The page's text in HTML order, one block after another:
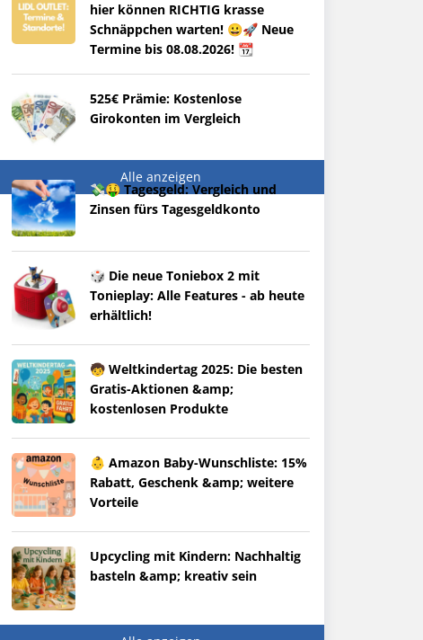
hier können RICHTIG krasse
Schnäppchen warten! 😀🚀 Neue
Termine bis 08.08.2026! 📆
525€ Prämie: Kostenlose
Girokonten im Vergleich
Alle anzeigen
💸🤑 Tagesgeld: Vergleich und
Zinsen fürs Tagesgeldkonto
🎲 Die neue Toniebox 2 mit
Tonieplay: Alle Features - ab heute
erhältlich!
🧒 Weltkindertag 2025: Die besten
Gratis-Aktionen &amp;
kostenlosen Produkte
👶 Amazon Baby-Wunschliste: 15%
Rabatt, Geschenk &amp; weitere
Vorteile
Upcycling mit Kindern: Nachhaltig
basteln &amp; kreativ sein